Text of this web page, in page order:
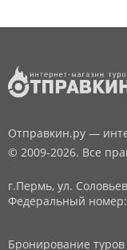
Отправкин.ру —
© 2009-2026. Все
г.Пермь, ул.
Федеральный номер:
Бронирование